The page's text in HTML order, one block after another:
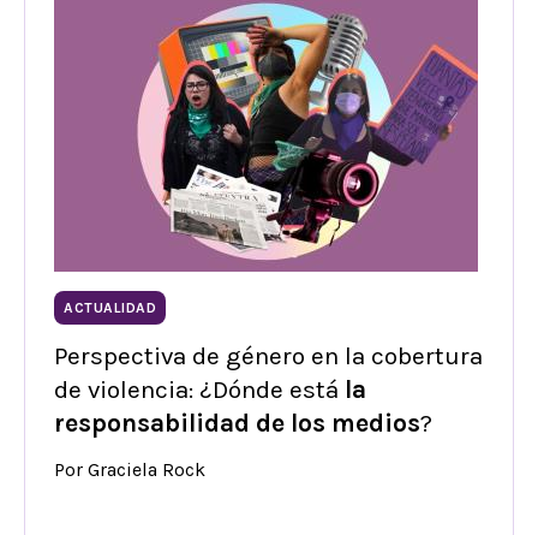
ACTUALIDAD
Perspectiva de género en la cobertura
de violencia: ¿Dónde está la
responsabilidad de los medios?
Por Graciela Rock